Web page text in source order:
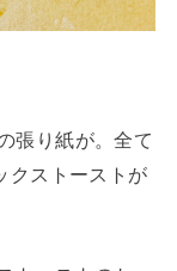
張り紙が。全て
クストーストが